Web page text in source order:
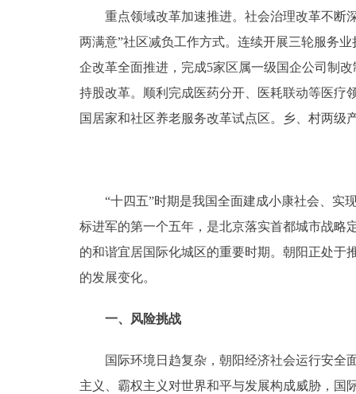
重点领域改革加速推进。社会治理改革不断深
两满意”社区减负工作方式。连续开展三轮服务
企改革全面推进，完成5家区属一级国企公司制
持股改革。顺利完成医药分开、医耗联动等医疗
国居家和社区养老服务改革试点区。乡、村两级
“十四五”时期是我国全面建成小康社会、实现
标进军的第一个五年，是北京落实首都城市战略
的和谐宜居国际化城区的重要时期。朝阳正处于
的发展变化。
一、风险挑战
国际环境日趋复杂，朝阳经济社会运行安全面
主义、霸权主义对世界和平与发展构成威胁，国